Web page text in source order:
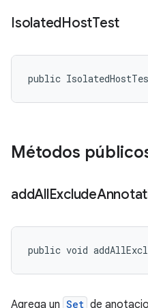
IsolatedHostTest
public
Métodos
addAllExclude
public void
Agrega un Set de